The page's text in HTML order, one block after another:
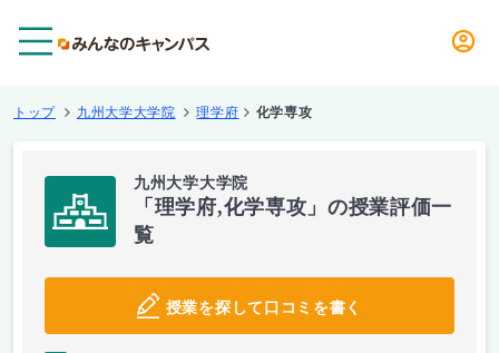
トップ 九州大学大学院 理学府 化学専攻
九州大学大学院
「理学府,化学専攻」の授業評価一
覧
授業を探して口コミを書く